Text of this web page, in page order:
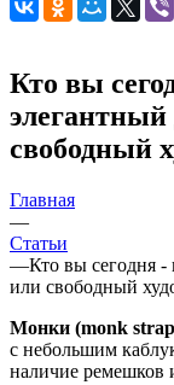
Кто вы
свободный
Главная
—
Статьи
—Кто вы сегодня -
или свободный
Монки (monk strap
с небольшим
наличие ремешков